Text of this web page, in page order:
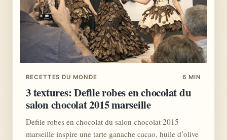
RECETTES DU MONDE 6 MIN
3 textures: Defile robes en chocolat du
salon chocolat 2015 marseille
Defile robes en chocolat du salon chocolat 2015
marseille inspire une tarte ganache cacao, huile d’olive